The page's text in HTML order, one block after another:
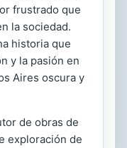
frustrado que
la sociedad.
historia que
y la pasión en
Aires oscura y
de obras de
exploración de